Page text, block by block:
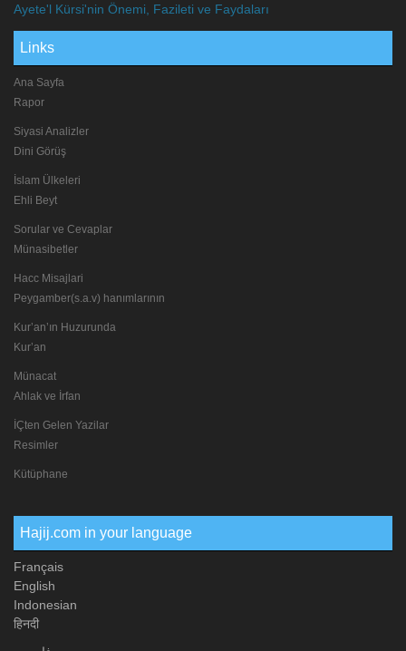
Ayete'l Kürsi'nin Önemi, Fazileti ve Faydaları
Links
Ana Sayfa
Rapor
Siyasi Analizler
Dini Görüş
İslam Ülkeleri
Ehli Beyt
Sorular ve Cevaplar
Münasibetler
Hacc Misajlari
Peygamber(s.a.v) hanımlarının
Kur’an’ın Huzurunda
Kur’an
Münacat
Ahlak ve İrfan
İÇten Gelen Yazilar
Resimler
Kütüphane
Hajij.com in your language
Français
English
Indonesian
हिनदी